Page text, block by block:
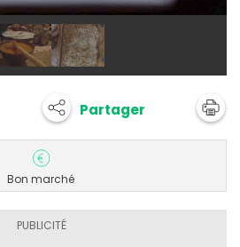
Partager
Bon marché